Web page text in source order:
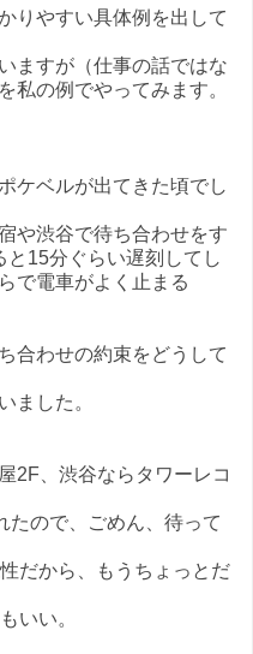
りやすい具体例を出して
ますが（仕事の話ではな
私の例でやってみます。
ケベルが出てきた頃でし
や渋谷で待ち合わせをす
15分ぐらい遅刻してし
で電車がよく止まる
合わせの約束をどうして
ました。
2F、渋谷ならタワーレコ
たので、ごめん、待って
だから、もうちょっとだ
いい。